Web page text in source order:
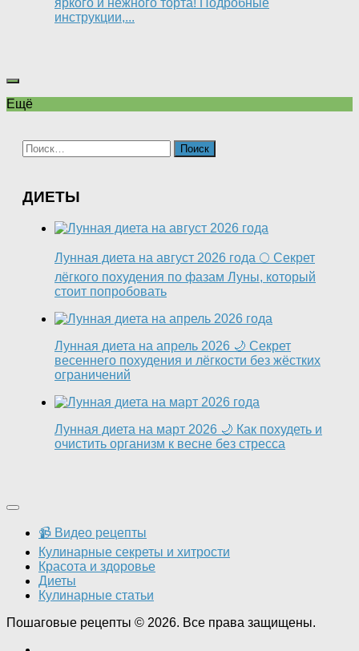
яркого и нежного торта! Подробные
инструкции,...
Ещё
Найти:
ДИЕТЫ
Лунная диета на август 2026 года 🌕 Секрет
лёгкого похудения по фазам Луны, который
стоит попробовать
Лунная диета на апрель 2026 🌙 Секрет
весеннего похудения и лёгкости без жёстких
ограничений
Лунная диета на март 2026 🌙 Как похудеть и
очистить организм к весне без стресса
📹 Видео рецепты
Кулинарные секреты и хитрости
Красота и здоровье
Диеты
Кулинарные статьи
Пошаговые рецепты © 2026. Все права защищены.